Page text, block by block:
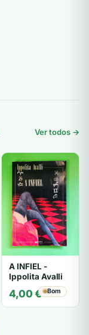
Ver todos →
A INFIEL -
Ippolita Avalli
4,00€ Bom